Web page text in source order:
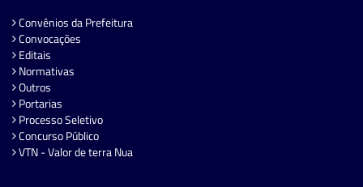
Convênios da Prefeitura
Convocações
Editais
Normativas
Outros
Portarias
Processo Seletivo
Concurso Público
VTN - Valor de terra Nua